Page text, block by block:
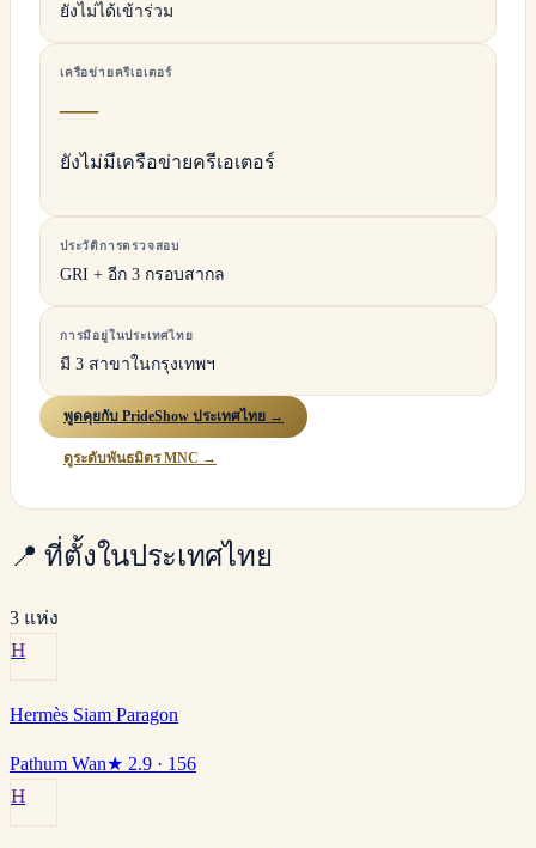
ยังไม่ได้เข้าร่วม
เครือข่ายครีเอเตอร์
—
ยังไม่มีเครือข่ายครีเอเตอร์
ประวัติการตรวจสอบ
GRI + อีก 3 กรอบสากล
การมีอยู่ในประเทศไทย
มี 3 สาขาในกรุงเทพฯ
พูดคุยกับ PrideShow ประเทศไทย →
ดูระดับพันธมิตร MNC →
📍 ที่ตั้งในประเทศไทย
3 แห่ง
H
Hermès Siam Paragon
Pathum Wan★ 2.9 · 156
H